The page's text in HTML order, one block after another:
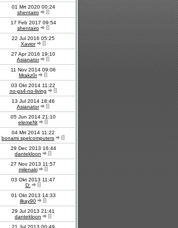
01 Mrt 2020 00:24
shentairo
17 Feb 2017 09:54
shentairo
22 Jul 2016 05:25
Xavior
27 Apr 2016 19:10
Asianator
11 Nov 2014 09:06
Mrakz0r
03 Okt 2014 11:22
no-ps4-no-living
13 Jul 2014 18:46
Asianator
05 Jun 2014 21:10
elemeNt
04 Mrt 2014 11:22
bonami spelcomputers
29 Dec 2013 16:44
dantekloon
27 Nov 2013 11:57
milenaki
03 Okt 2013 11:47
D:
01 Okt 2013 14:33
ilkay90
29 Jul 2013 21:41
dantekloon
21 Jul 2013 00:49